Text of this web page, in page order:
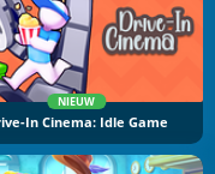
NIEUW
In Cinema: Idle Game